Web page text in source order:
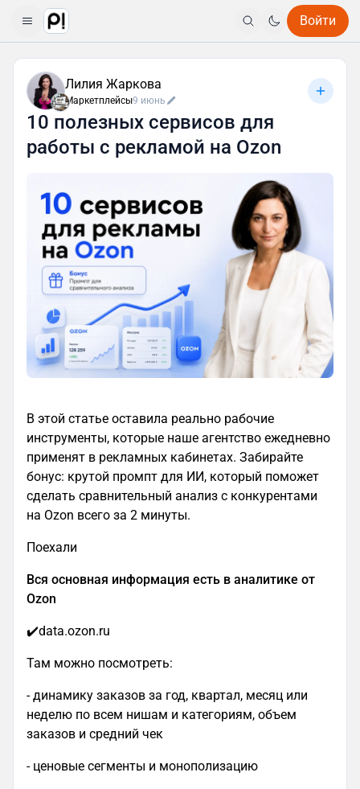
Войти
Лилия Жаркова
Маркетплейсы9 июнь
10 полезных сервисов для
работы с рекламой на Ozon
В этой статье оставила реально рабочие
инструменты, которые наше агентство ежедневно
применят в рекламных кабинетах. Забирайте
бонус: крутой промпт для ИИ, который поможет
сделать сравнительный анализ с конкурентами
на Ozon всего за 2 минуты.
Поехали
Вся основная информация есть в аналитике от
Ozon
✔️data.ozon.ru
Там можно посмотреть:
- динамику заказов за год, квартал, месяц или
неделю по всем нишам и категориям, объем
заказов и средний чек
- ценовые сегменты и монополизацию